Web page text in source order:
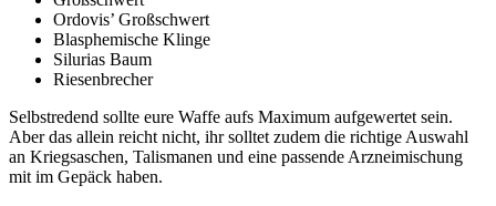
Ordovis’ Großschwert
Blasphemische Klinge
Silurias Baum
Riesenbrecher
Selbstredend sollte eure Waffe aufs Maximum aufgewertet sein.
Aber das allein reicht nicht, ihr solltet zudem die richtige Auswahl
an Kriegsaschen, Talismanen und eine passende Arzneimischung
mit im Gepäck haben.